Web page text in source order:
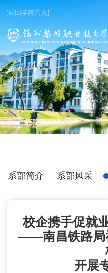
[返回学院首页]
系部简介 系部风采
校企携手促就
——南昌铁路局
开展